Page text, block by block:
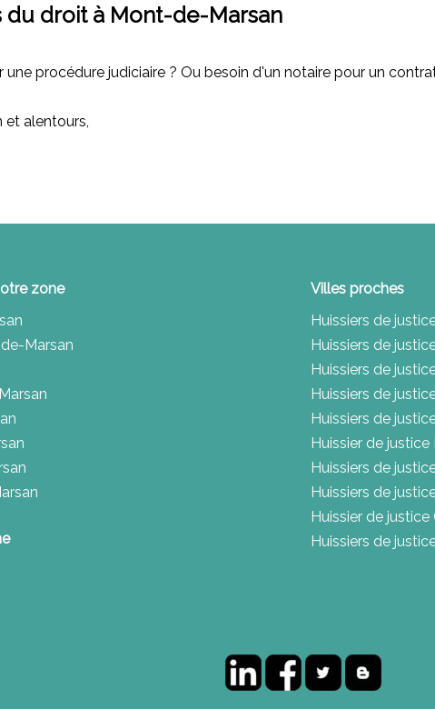
droit à Mont-de-Marsan
procédure judiciaire ? Ou besoin d'un notaire pour un
alentours,
zone
Marsan
Villes proches
Huissiers de
Huissiers de
Huissiers de
Huissiers de
Huissiers de
Huissier de justice
Huissiers de
Huissiers de
Huissier de justice
Huissiers de